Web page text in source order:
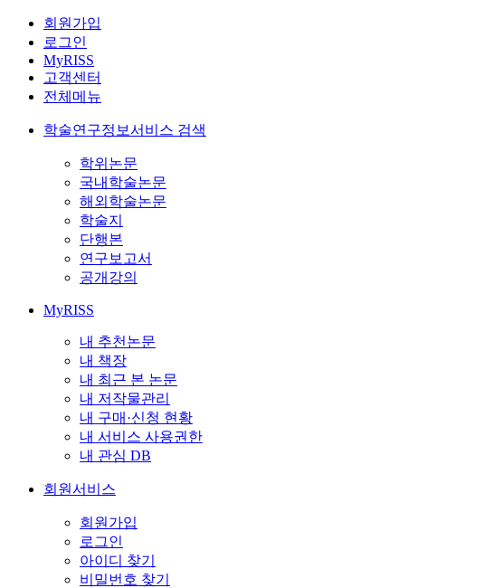
회원가입
로그인
MyRISS
고객센터
전체메뉴
학술연구정보서비스 검색
학위논문
국내학술논문
해외학술논문
학술지
단행본
연구보고서
공개강의
MyRISS
내 추천논문
내 책장
내 최근 본 논문
내 저작물관리
내 구매·신청 현황
내 서비스 사용권한
내 관심 DB
회원서비스
회원가입
로그인
아이디 찾기
비밀번호 찾기